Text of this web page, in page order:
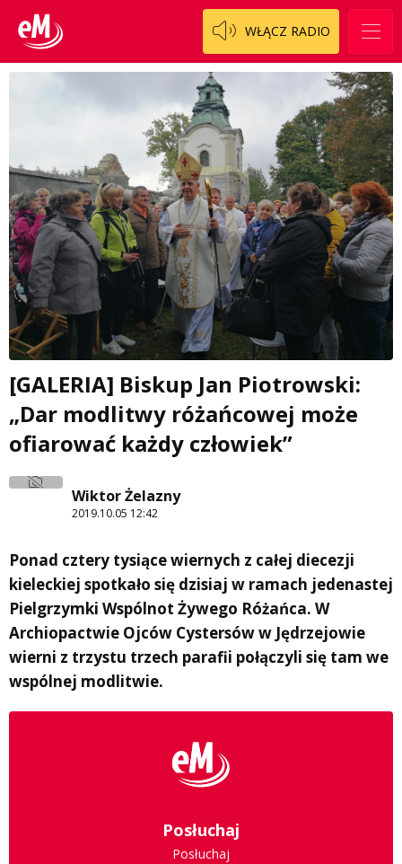
WŁĄCZ RADIO
[GALERIA] Biskup Jan Piotrowski:
„Dar modlitwy różańcowej może
ofiarować każdy człowiek”
Wiktor Żelazny
2019.10.05 12:42
Ponad cztery tysiące wiernych z całej diecezji
kieleckiej spotkało się dzisiaj w ramach jedenastej
Pielgrzymki Wspólnot Żywego Różańca. W
Archiopactwie Ojców Cystersów w Jędrzejowie
wierni z trzystu trzech parafii połączyli się tam we
wspólnej modlitwie.
Posłuchaj
Posłuchaj